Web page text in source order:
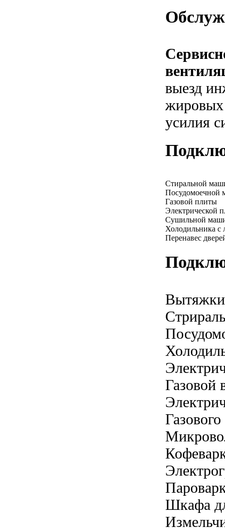
выезд
жировых
усилия
Стиральной
Посудомоечной
Газовой плиты
Электрической
Сушильной
Холодильника с
Перенавес
Вытяжки
Газовой
Шкафа